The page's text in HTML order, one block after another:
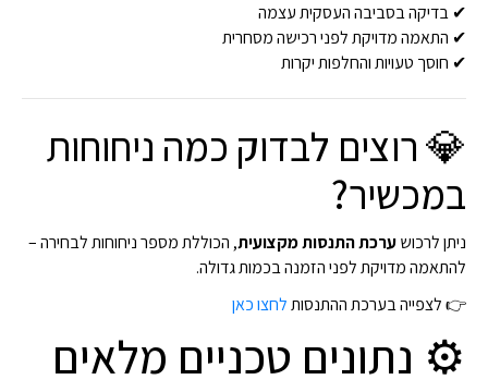
✔ בדיקה בסביבה העסקית עצמה
✔ התאמה מדויקת לפני רכישה מסחרית
✔ חוסך טעויות והחלפות יקרות
💎 רוצים לבדוק כמה ניחוחות
במכשיר?
ניתן לרכושערכת התנסות מקצועית, הכוללת מספר ניחוחות לבחירה –
להתאמה מדויקת לפני הזמנה בכמות גדולה.
👉 לצפייה בערכת ההתנסותלחצו כאן
⚙ נתונים טכניים מלאים